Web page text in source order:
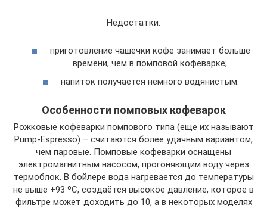
Недостатки:
приготовление чашечки кофе занимает больше
времени, чем в помповой кофеварке;
напиток получается немного водянистым.
Особенности помповых кофеварок
Рожковые кофеварки помпового типа (еще их называют
Pump-Espresso) – считаются более удачным вариантом,
чем паровые. Помповые кофеварки оснащены
электромагнитным насосом, прогоняющим воду через
термоблок. В бойлере вода нагревается до температуры
не выше +93 ºС, создаётся высокое давление, которое в
фильтре может доходить до 10, а в некоторых моделях